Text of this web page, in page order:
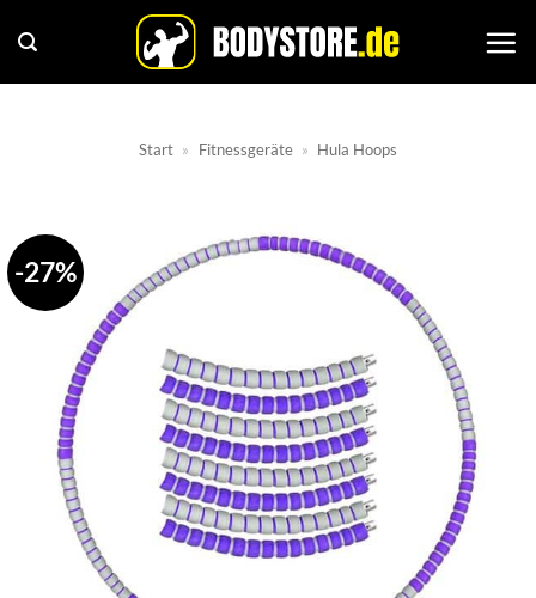
Inhalt
springen
Start » Fitnessgeräte » Hula Hoops
-27%